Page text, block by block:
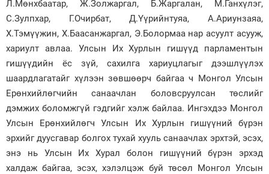
Л.Мөнхбаатар, Ж.Золжаргал, Б.Жаргалан, М.Ганхүлэг,
С.Зулпхар, Г.Очирбат, Д.Үүрийнтуяа, А.Ариунзаяа,
Х.Тэмүүжин, Х.Баасанжаргал, Э.Болормаа нар асуулт асууж,
хариулт авлаа. Улсын Их Хурлын гишүүд парламентын
гишүүдийн ёс зүй, сахилга хариуцлагыг дээшлүүлэх
шаардлагатайг хүлээн зөвшөөрч байгаа ч Монгол Улсын
Ерөнхийлөгчийн санаачлан боловсруулсан төслийг
дэмжих боломжгүй гэдгийг хэлж байлаа. Ингэхдээ Монгол
Улсын Ерөнхийлөгч Улсын Их Хурлын гишүүний бүрэн
эрхийг дуусгавар болгох тухай хууль санаачлах эрхтэй, эсэх,
энэ нь Улсын Их Хурал болон гишүүний бүрэн эрхэд
халдаж байгаа, эсэх, хэлэлцэж буй төсөл Монгол Улсын